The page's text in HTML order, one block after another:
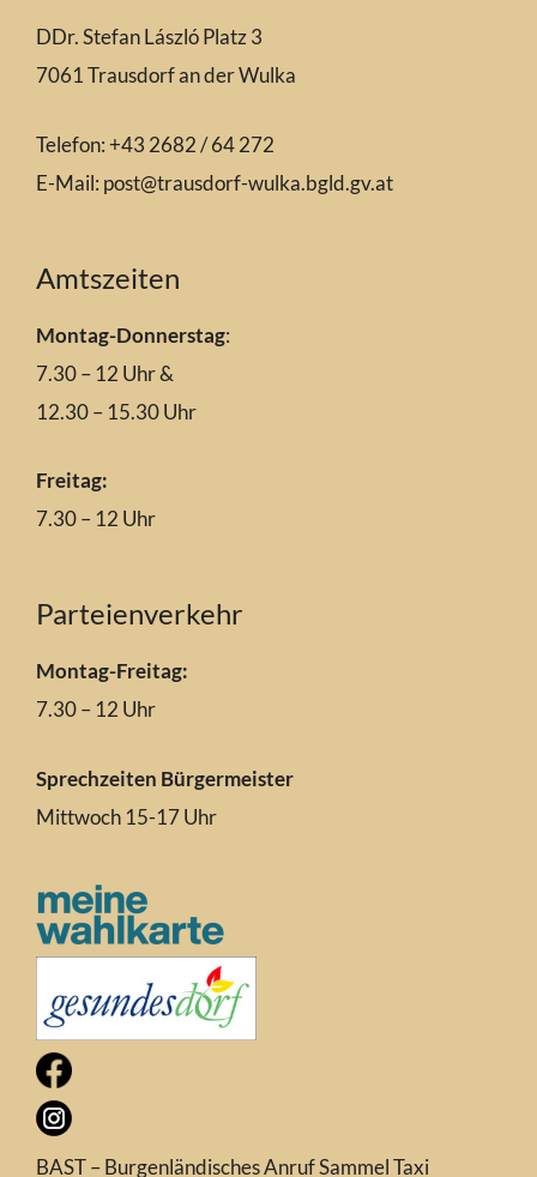
DDr. Stefan László Platz 3
7061 Trausdorf an der Wulka
Telefon: +43 2682 / 64 272
E-Mail: post@trausdorf-wulka.bgld.gv.at
Amtszeiten
Montag-Donnerstag:
7.30 – 12 Uhr &
12.30 – 15.30 Uhr
Freitag:
7.30 – 12 Uhr
Parteienverkehr
Montag-Freitag:
7.30 – 12 Uhr
Sprechzeiten Bürgermeister
Mittwoch 15-17 Uhr
BAST – Burgenländisches Anruf Sammel Taxi